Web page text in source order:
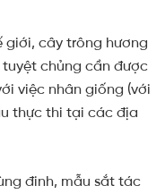
giới, cây trông hương
chủng cần được
việc nhân giống (với
thực thi tại các địa
đinh, mẫu sắt tác